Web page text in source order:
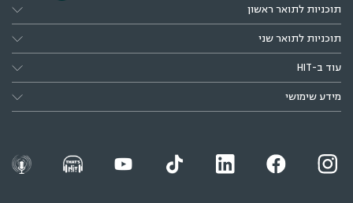
תוכניות לתואר ראשון
תוכניות לתואר שני
עוד ב-HIT
מידע שימושי